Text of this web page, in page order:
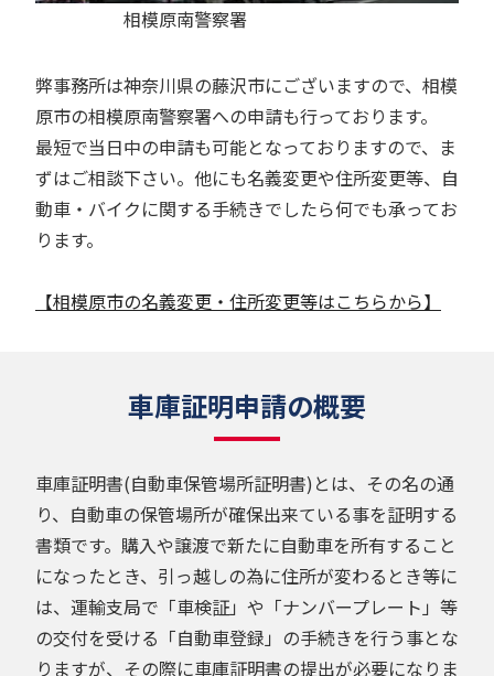
相模原南警察署
弊事務所は神奈川県の藤沢市にございますので、相模
原市の相模原南警察署への申請も行っております。
最短で当日中の申請も可能となっておりますので、ま
ずはご相談下さい。他にも名義変更や住所変更等、自
動車・バイクに関する手続きでしたら何でも承ってお
ります。
【相模原市の名義変更・住所変更等はこちらから】
車庫証明申請の概要
車庫証明書(自動車保管場所証明書)とは、その名の通
り、自動車の保管場所が確保出来ている事を証明する
書類です。購入や譲渡で新たに自動車を所有すること
になったとき、引っ越しの為に住所が変わるとき等に
は、運輸支局で「車検証」や「ナンバープレート」等
の交付を受ける「自動車登録」の手続きを行う事とな
りますが、その際に車庫証明書の提出が必要になりま